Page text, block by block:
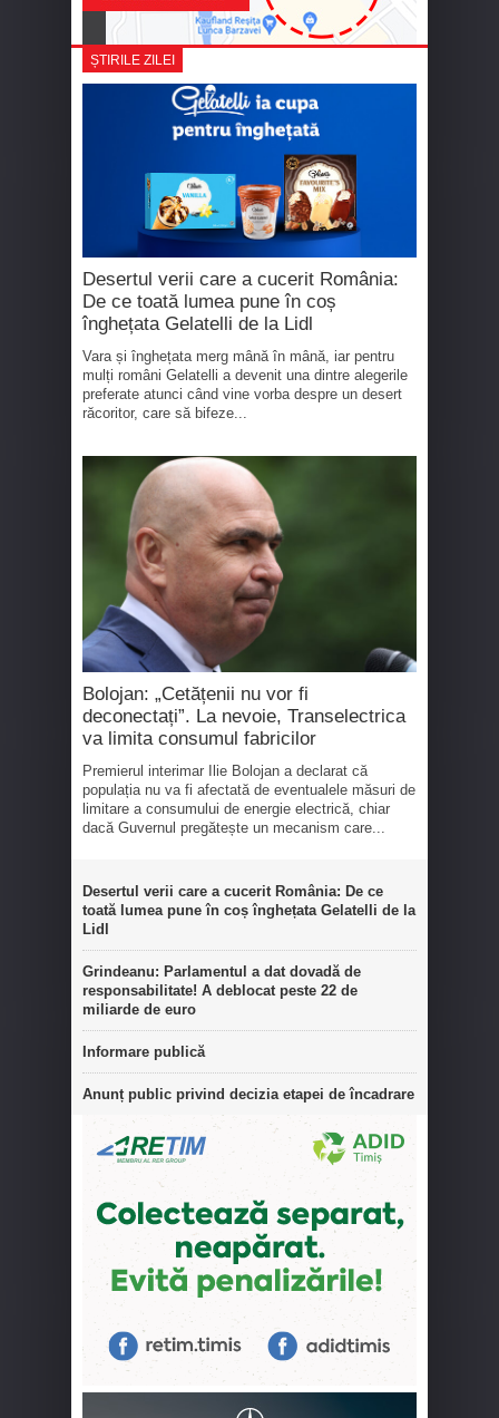
ȘTIRILE ZILEI
Desertul verii care a cucerit România:
De ce toată lumea pune în coș
înghețata Gelatelli de la Lidl
Vara și înghețata merg mână în mână, iar pentru
mulți români Gelatelli a devenit una dintre alegerile
preferate atunci când vine vorba despre un desert
răcoritor, care să bifeze...
Bolojan: „Cetățenii nu vor fi
deconectați”. La nevoie, Transelectrica
va limita consumul fabricilor
Premierul interimar Ilie Bolojan a declarat că
populația nu va fi afectată de eventualele măsuri de
limitare a consumului de energie electrică, chiar
dacă Guvernul pregătește un mecanism care...
Desertul verii care a cucerit România: De ce
toată lumea pune în coș înghețata Gelatelli de la
Lidl
Grindeanu: Parlamentul a dat dovadă de
responsabilitate! A deblocat peste 22 de
miliarde de euro
Informare publică
Anunț public privind decizia etapei de încadrare